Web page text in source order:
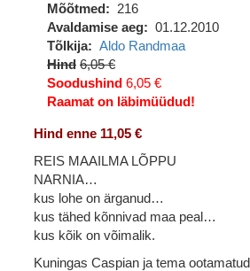
Mõõtmed
216
Avaldamise aeg
01.12.2010
Tõlkija
Aldo Randmaa
Hind 6,05 €
Soodushind 6,05 €
Raamat on läbimüüdud!
Hind enne 11,05 €
REIS MAAILMA LÕPPU
NARNIA…
kus lohe on ärganud…
kus tähed kõnnivad maa peal…
kus kõik on võimalik.
Kuningas Caspian ja tema